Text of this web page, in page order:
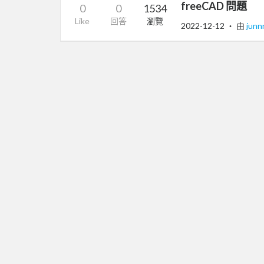
0
Like
0
回答
1534
瀏覽
freeCAD 問題
2022-12-12 ‧ 由